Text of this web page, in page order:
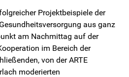
Projektbeispiele der
aus ganz
am Nachmittag auf der
im Bereich der
von der ARTE
moderierten